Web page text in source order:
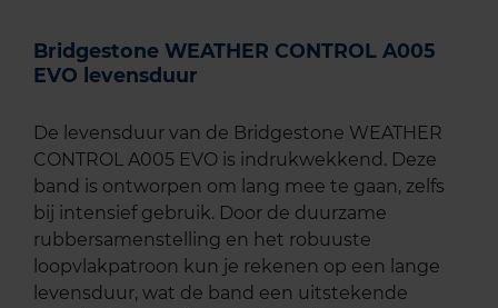
Bridgestone WEATHER CONTROL A005
EVO levensduur
De levensduur van de Bridgestone WEATHER
CONTROL A005 EVO is indrukwekkend. Deze
band is ontworpen om lang mee te gaan, zelfs
bij intensief gebruik. Door de duurzame
rubbersamenstelling en het robuuste
loopvlakpatroon kun je rekenen op een lange
levensduur, wat de band een uitstekende